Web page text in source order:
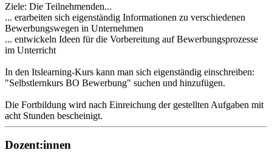
Ziele: Die Teilnehmenden...
... erarbeiten sich eigenständig Informationen zu verschiedenen
Bewerbungswegen in Unternehmen
... entwickeln Ideen für die Vorbereitung auf Bewerbungsprozesse
im Unterricht
In den Itslearning-Kurs kann man sich eigenständig einschreiben:
"Selbstlernkurs BO Bewerbung" suchen und hinzufügen.
Die Fortbildung wird nach Einreichung der gestellten Aufgaben mit
acht Stunden bescheinigt.
Dozent:innen